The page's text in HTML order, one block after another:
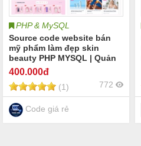
PHP & MySQL
Source code website bán
mỹ phẩm làm đẹp skin
beauty PHP MYSQL | Quản
lý cửa hàng mỹ phẩm
skincare làm đẹp dụng cụ
spa thẩm mỹ viện | Full
code website mỹ phẩm
skincare làm đẹp spa
400.000đ
(1) 772
Code giá rẻ